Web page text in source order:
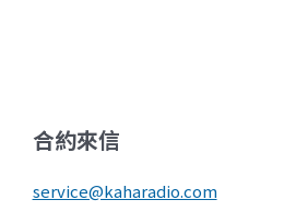
合約來信
service@kaharadio.com